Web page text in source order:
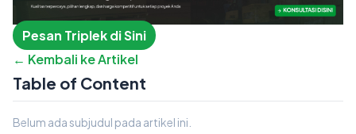
Pesan Triplek di Sini
← Kembali ke Artikel
Table of Content
Belum ada subjudul pada artikel ini.